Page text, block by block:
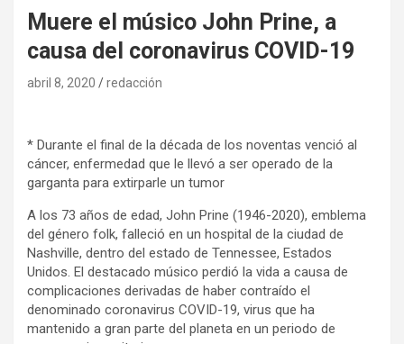
Muere el músico John Prine, a
causa del coronavirus COVID-19
abril 8, 2020 redacción
* Durante el final de la década de los noventas venció al
cáncer, enfermedad que le llevó a ser operado de la
garganta para extirparle un tumor
A los 73 años de edad, John Prine (1946-2020), emblema
del género folk, falleció en un hospital de la ciudad de
Nashville, dentro del estado de Tennessee, Estados
Unidos. El destacado músico perdió la vida a causa de
complicaciones derivadas de haber contraído el
denominado coronavirus COVID-19, virus que ha
mantenido a gran parte del planeta en un periodo de